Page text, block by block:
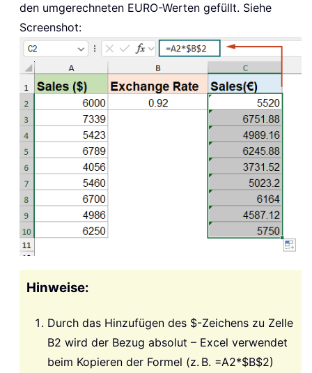
den umgerechneten EURO-Werten gefüllt. Siehe
Screenshot:
Hinweise:
Durch das Hinzufügen des $-Zeichens zu Zelle
B2 wird der Bezug absolut – Excel verwendet
beim Kopieren der Formel (z. B. =A2*$B$2)